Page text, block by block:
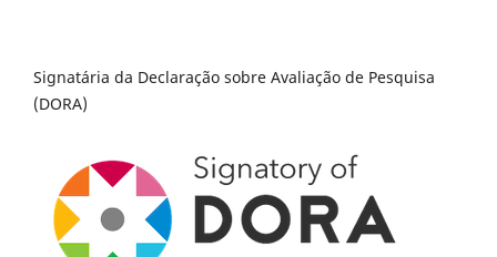
Signatária da Declaração sobre Avaliação de Pesquisa
(DORA)